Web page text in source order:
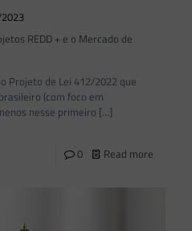
REDD + e o Mercado de
Projeto de Lei 412/2022 que
(com foco em
nesse primeiro […]
0 Read more